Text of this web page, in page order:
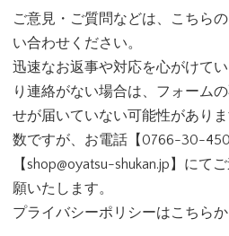
ご意見・ご質問などは、こちら
い合わせください。
迅速なお返事や対応を心がけて
り連絡がない場合は、フォーム
せが届いていない可能性があり
数ですが、お電話【0766-30-
【shop@oyatsu-shukan.jp 】にて
願いたします。
プライバシーポリシーはこちら